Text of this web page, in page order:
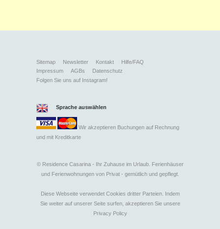
Sitemap Newsletter Kontakt
Hilfe/FAQ
Impressum
AGBs
Datenschutz
Folgen Sie uns auf Instagram!
Sprache auswählen
Wir akzeptieren Buchungen auf Rechnung
und mit Kreditkarte
©Residence Casarina - Ihr Zuhause im Urlaub. Ferienhäuser
und Ferienwohnungen von Privat - gemütlich und gepflegt.
Diese Webseite verwendet Cookies dritter Parteien. Indem
Sie weiter auf unserer Seite surfen, akzeptieren Sie unsere
Privacy Policy